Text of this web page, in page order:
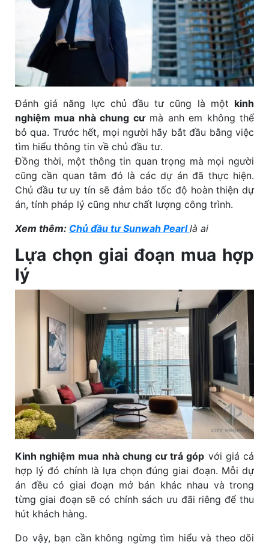
Đánh giá năng lực chủ đầu tư cũng là một kinh
nghiệm mua nhà chung cưmà anh em không thể
bỏ qua. Trước hết, mọi người hãy bắt đầu bằng việc
tìm hiểu thông tin về chủ đầu tư.
Đồng thời, một thông tin quan trọng mà mọi người
cũng cần quan tâm đó là các dự án đã thực hiện.
Chủ đầu tư uy tín sẽ đảm bảo tốc độ hoàn thiện dự
án, tính pháp lý cũng như chất lượng công trình.
Xem thêm: Chủ đầu tưSunwah Pearllà ai
Lựa chọn giai đoạn mua hợp
lý
Kinh nghiệm mua nhà chung cư trả góp với giá cả
hợp lý đó chính là lựa chọn đúng giai đoạn. Mỗi dự
án đều có giai đoạn mở bán khác nhau và trong
từng giai đoạn sẽ có chính sách ưu đãi riêng để thu
hút khách hàng.
Do vậy, bạn cần không ngừng tìm hiểu và theo dõi